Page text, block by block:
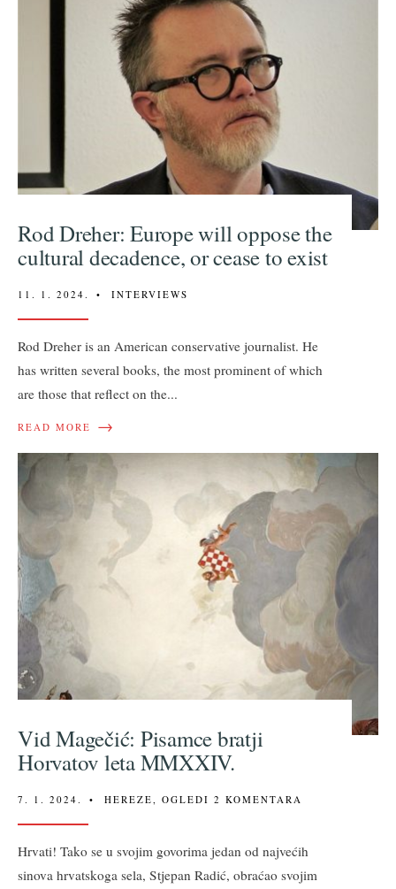
Rod Dreher: Europe will oppose the
cultural decadence, or cease to exist
11. 1. 2024. • INTERVIEWS
Rod Dreher is an American conservative journalist. He
has written several books, the most prominent of which
are those that reflect on the...
READ MORE →
Vid Magečić: Pisamce bratji
Horvatov leta MMXXIV.
7. 1. 2024. • HEREZE, OGLEDI 2 KOMENTARA
Hrvati! Tako se u svojim govorima jedan od najvećih
sinova hrvatskoga sela, Stjepan Radić, obraćao svojim